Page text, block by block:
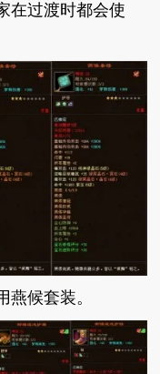
在过渡时都会使
候套装。